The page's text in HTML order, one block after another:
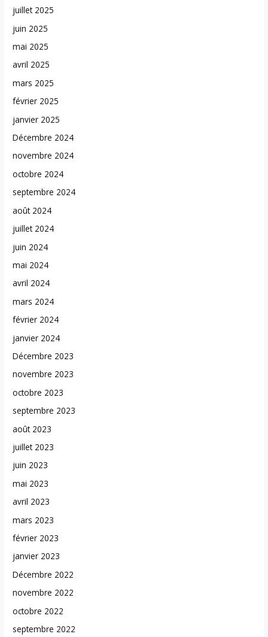
juillet 2025
juin 2025
mai 2025
avril 2025
mars 2025
février 2025
janvier 2025
Décembre 2024
novembre 2024
octobre 2024
septembre 2024
août 2024
juillet 2024
juin 2024
mai 2024
avril 2024
mars 2024
février 2024
janvier 2024
Décembre 2023
novembre 2023
octobre 2023
septembre 2023
août 2023
juillet 2023
juin 2023
mai 2023
avril 2023
mars 2023
février 2023
janvier 2023
Décembre 2022
novembre 2022
octobre 2022
septembre 2022